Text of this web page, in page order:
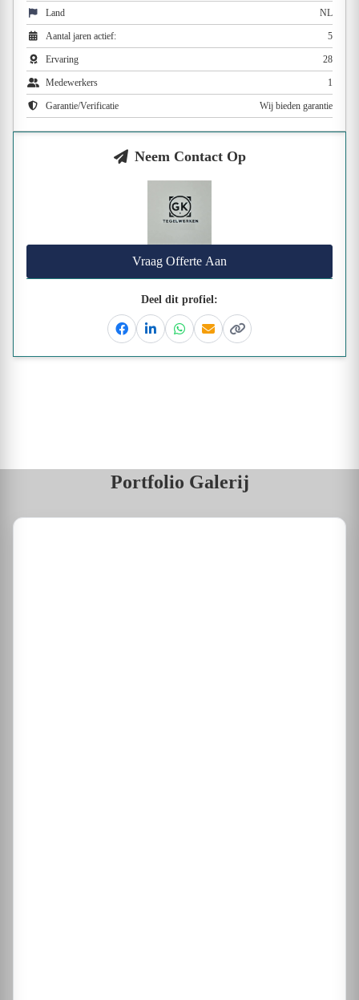
Land NL
Aantal jaren actief: 5
Ervaring 28
Medewerkers 1
Garantie/Verificatie Wij bieden garantie
Neem Contact Op
Vraag Offerte Aan
Deel dit profiel:
FacebookLinkedinWhatsapp
EmailKopieer link
Portfolio Galerij